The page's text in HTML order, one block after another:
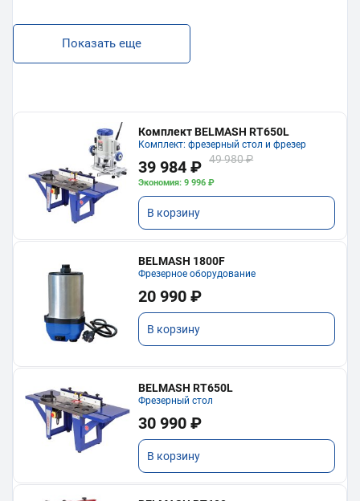
Показать еще
Комплект BELMASH RT650L
Комплект: фрезерный стол и фрезер
39 984 ₽ 49 980 ₽
Экономия: 9 996 ₽
В корзину
BELMASH 1800F
Фрезерное оборудование
20 990 ₽
В корзину
BELMASH RT650L
Фрезерный стол
30 990 ₽
В корзину